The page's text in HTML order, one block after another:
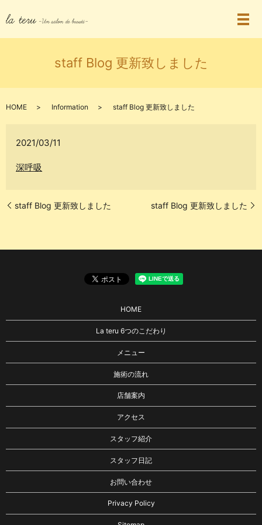
staff Blog 更新致しました
HOME Information staff Blog 更新致しました
2021/03/11
深呼吸
staff Blog 更新致しました staff Blog 更新致しました
HOME
La teru 6つのこだわり
メニュー
施術の流れ
店舗案内
アクセス
スタッフ紹介
スタッフ日記
お問い合わせ
Privacy Policy